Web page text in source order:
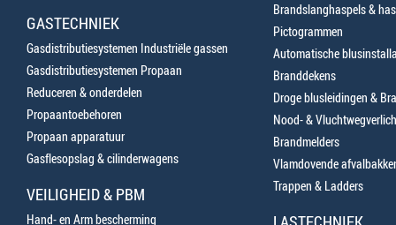
GASTECHNIEK
Gasdistributiesystemen Industriële gassen
Gasdistributiesystemen Propaan
Reduceren & onderdelen
Propaantoebehoren
Propaan apparatuur
Gasflesopslag & cilinderwagens
VEILIGHEID & PBM
Hand- en Arm bescherming
Brandslanghaspels &
Pictogrammen
Automatische
Branddekens
Droge blusleidingen &
Nood- &
Brandmelders
Vlamdovende
Trappen & Ladders